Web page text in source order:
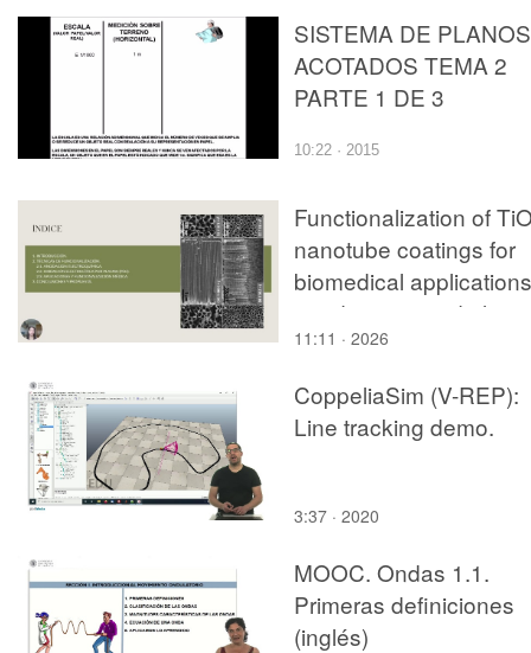
SISTEMA DE PLANOS
ACOTADOS TEMA 2
PARTE 1 DE 3
10:22 · 2015
Functionalization of
nanotube coatings for
biomedical
anodization, and
electrolytic oxidation
11:11 · 2026
CoppeliaSim (V-REP):
Line tracking demo.
3:37 · 2020
MOOC. Ondas 1.1.
Primeras definiciones
(inglés)